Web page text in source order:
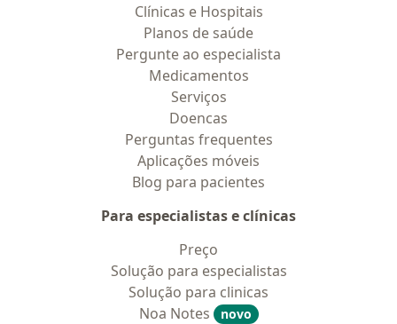
Clínicas e Hospitais
Planos de saúde
Pergunte ao especialista
Medicamentos
Serviços
Doencas
Perguntas frequentes
Aplicações móveis
Blog para pacientes
Para especialistas e clínicas
Preço
Solução para especialistas
Solução para clinicas
Noa Notes
novo